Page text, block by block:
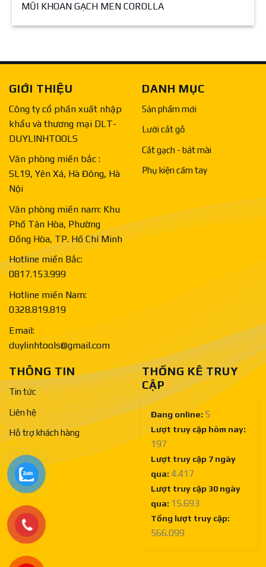
MŨI KHOAN GẠCH MEN COROLLA
GIỚI THIỆU
Công ty cổ phần xuất nhập
khẩu và thương mại DLT-
DUYLINHTOOLS
Văn phòng miền bắc :
SL19, Yên Xá, Hà Đông, Hà
Nội
Văn phòng miền nam: Khu
Phố Tân Hòa, Phường
Đồng Hòa, TP. Hồ Chí Minh
Hotline miền Bắc:
0817.153.999
Hotline miền Nam:
0328.819.819
Email:
duylinhtools@gmail.com
DANH MỤC
Sản phẩm mới
Lưỡi cắt gỗ
Cắt gạch - bát mài
Phụ kiện cầm tay
THÔNG TIN
Tin tức
Liên hệ
Hỗ trợ khách hàng
THỐNG KÊ TRUY
CẬP
Đang online: 5
Lượt truy cập hôm nay:
197
Lượt truy cập 7 ngày
qua: 4.417
Lượt truy cập 30 ngày
qua: 15.693
Tổng lượt truy cập:
566.099